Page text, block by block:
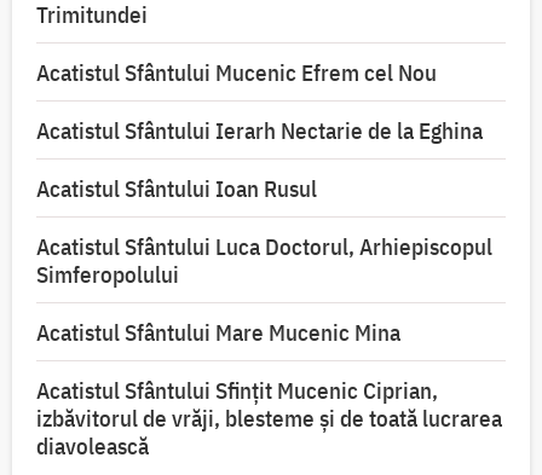
Trimitundei
Acatistul Sfântului Mucenic Efrem cel Nou
Acatistul Sfântului Ierarh Nectarie de la Eghina
Acatistul Sfântului Ioan Rusul
Acatistul Sfântului Luca Doctorul, Arhiepiscopul
Simferopolului
Acatistul Sfântului Mare Mucenic Mina
Acatistul Sfântului Sfințit Mucenic Ciprian,
izbăvitorul de vrăji, blesteme și de toată lucrarea
diavolească